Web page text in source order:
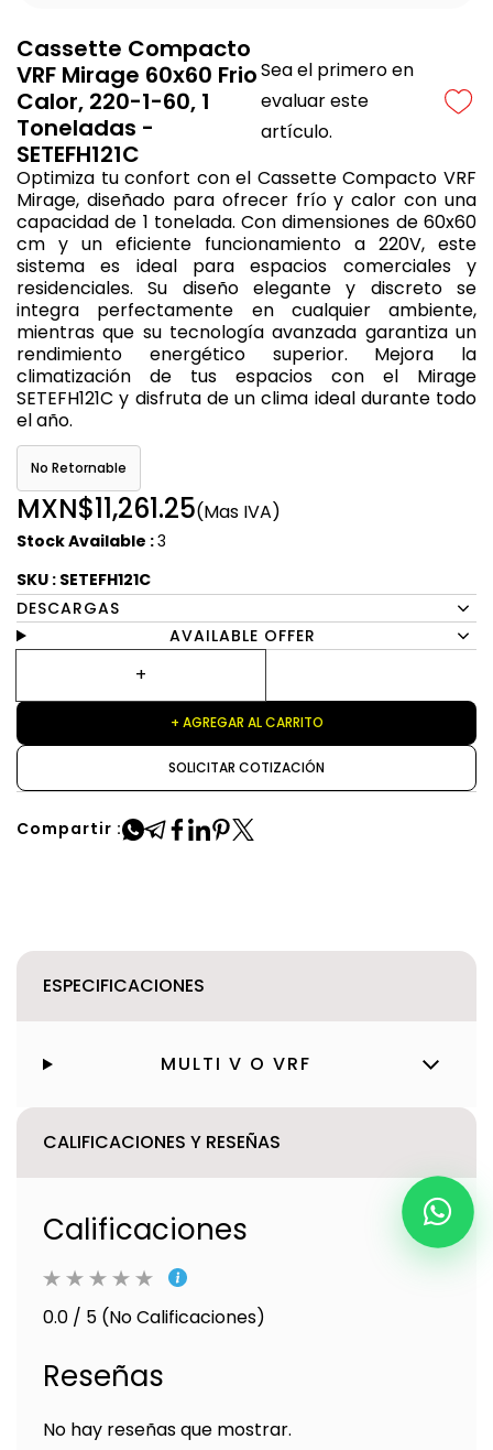
Cassette Compacto
VRF Mirage 60x60 Frio
Calor, 220-1-60, 1
Toneladas -
SETEFH121C
Sea el primero en
evaluar este
artículo.
Optimiza tu confort con el Cassette Compacto VRF
Mirage, diseñado para ofrecer frío y calor con una
capacidad de 1 tonelada. Con dimensiones de 60x60
cm y un eficiente funcionamiento a 220V, este
sistema es ideal para espacios comerciales y
residenciales. Su diseño elegante y discreto se
integra perfectamente en cualquier ambiente,
mientras que su tecnología avanzada garantiza un
rendimiento energético superior. Mejora la
climatización de tus espacios con el Mirage
SETEFH121C y disfruta de un clima ideal durante todo
el año.
No Retornable
MXN$11,261.25(Mas IVA)
Stock Available :3
SKU : SETEFH121C
DESCARGAS
AVAILABLE OFFER
+ AGREGAR AL CARRITO
SOLICITAR COTIZACIÓN
Compartir :
ESPECIFICACIONES
MULTI V O VRF
CALIFICACIONES Y RESEÑAS
Calificaciones
0.0 / 5 (No Calificaciones)
Reseñas
No hay reseñas que mostrar.